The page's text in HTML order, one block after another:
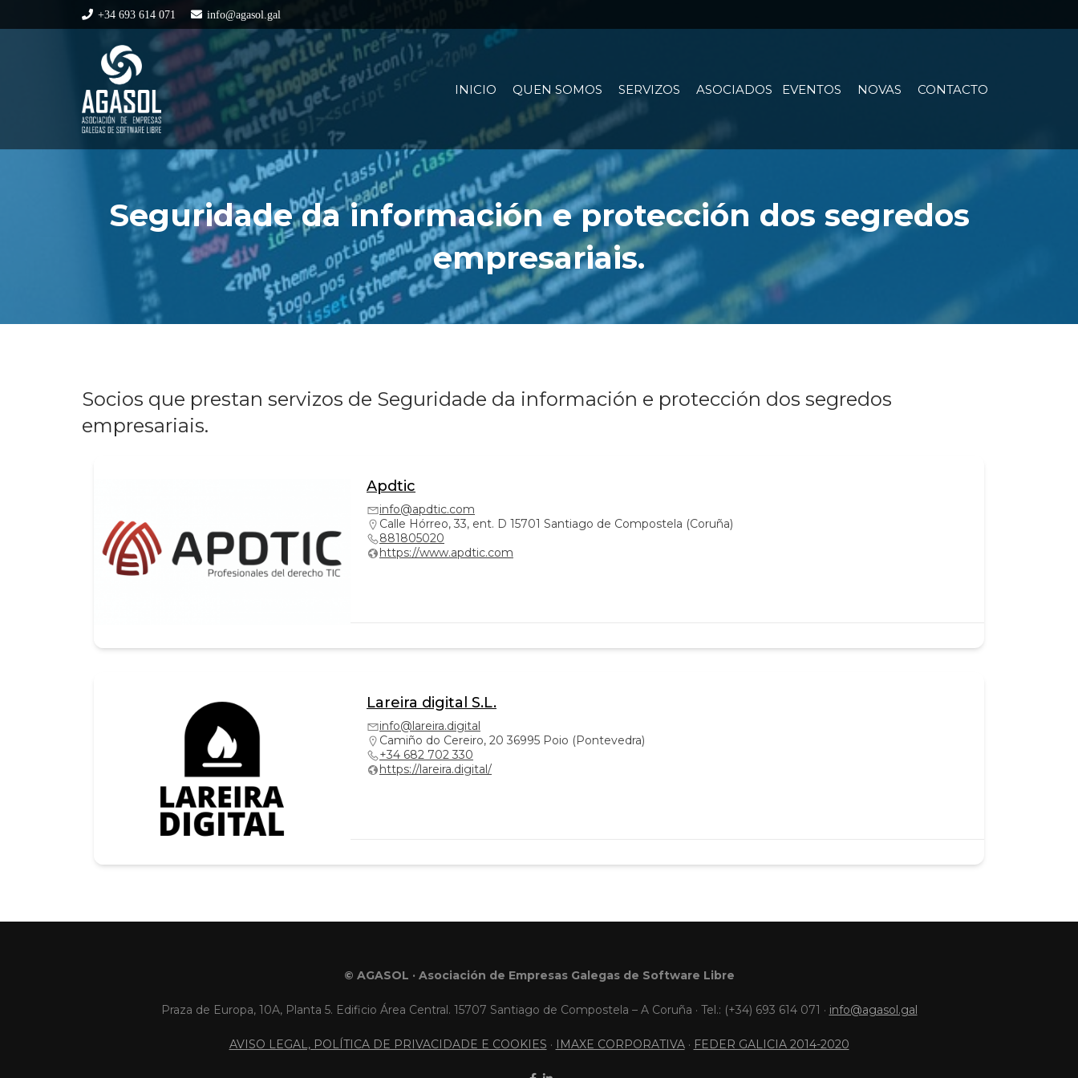
+34 693 614 071 info@agasol.gal
INICIO QUEN SOMOS SERVIZOS ASOCIADOS EVENTOS NOVAS CONTACTO
Seguridade da información e protección dos segredos
empresariais.
Socios que prestan servizos de Seguridade da información e protección dos segredos
empresariais.
Apdtic
info@apdtic.com
Calle Hórreo, 33, ent. D 15701 Santiago de Compostela (Coruña)
881805020
https://www.apdtic.com
Lareira digital S.L.
info@lareira.digital
Camiño do Cereiro, 20 36995 Poio (Pontevedra)
+34 682 702 330
https://lareira.digital/
© AGASOL · Asociación de Empresas Galegas de Software Libre
Praza de Europa, 10A, Planta 5. Edificio Área Central. 15707 Santiago de Compostela – A Coruña · Tel.: (+34) 693 614 071 · info@agasol.gal
AVISO LEGAL, POLÍTICA DE PRIVACIDADE E COOKIES · IMAXE CORPORATIVA· FEDER GALICIA 2014-2020